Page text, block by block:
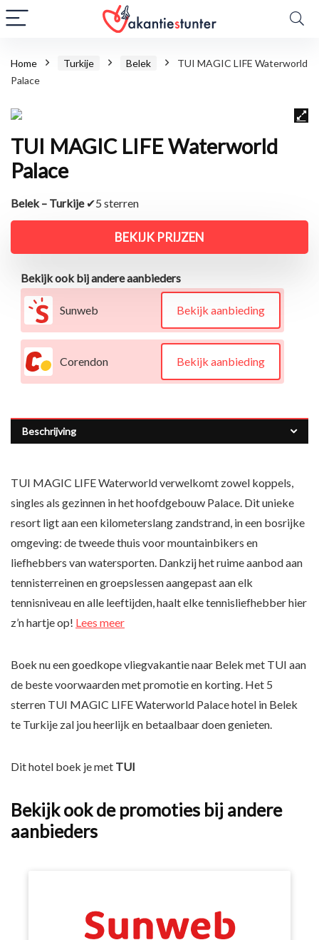
Home Turkije Belek
TUI MAGIC LIFE Waterworld
Palace
TUI MAGIC LIFE Waterworld
Palace
Belek – Turkije✔5 sterren
BEKIJK PRIJZEN
Bekijk ook bij andere aanbieders
Sunweb Bekijk aanbieding
Corendon Bekijk aanbieding
Beschrijving
TUI MAGIC LIFE Waterworld verwelkomt zowel koppels,
singles als gezinnen in het hoofdgebouw Palace. Dit unieke
resort ligt aan een kilometerslang zandstrand, in een bosrijke
omgeving: de tweede thuis voor mountainbikers en
liefhebbers van watersporten. Dankzij het ruime aanbod aan
tennisterreinen en groepslessen aangepast aan elk
tennisniveau en alle leeftijden, haalt elke tennisliefhebber hier
z’n hartje op! Lees meer
Boek nu een goedkope vliegvakantie naar Belek met TUI aan
de beste voorwaarden met promotie en korting. Het 5
sterren TUI MAGIC LIFE Waterworld Palace hotel in Belek
te Turkije zal jou heerlijk en betaalbaar doen genieten.
Dit hotel boek je met TUI
Bekijk ook de promoties bij andere
aanbieders